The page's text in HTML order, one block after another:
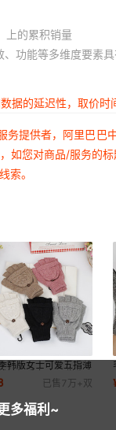
上的累积销量
功能等多维度要素
的延迟性，取价
提供者，阿里巴
如您对商品/服务的
索。
韩版女士可爱五指薄
针织手套 冬天学生
指翻盖
已售 7万+ 双
多福利~